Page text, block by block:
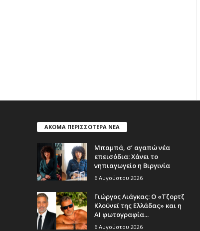
ΑΚΟΜΑ ΠΕΡΙΣΣΟΤΕΡΑ ΝΕΑ
Μπαμπά, σ’ αγαπώ νέα
επεισόδια: Χάνει το
νηπιαγωγείο η Βιργινία
6 Αυγούστου 2026
Γιώργος Λιάγκας: Ο «Τζορτζ
Κλούνεϊ της Ελλάδας» και η
AI φωτογραφία...
6 Αυγούστου 2026